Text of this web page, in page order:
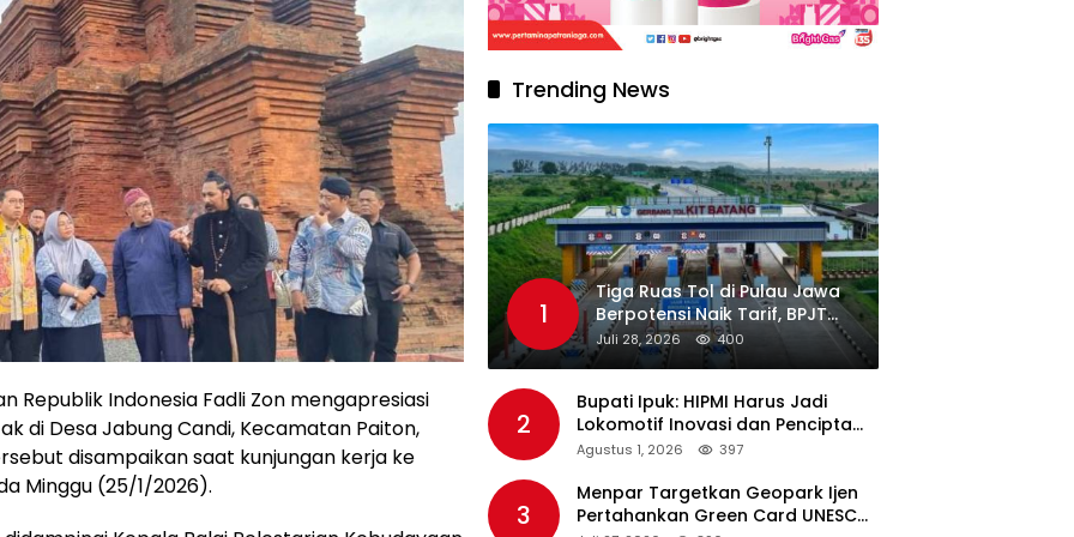
Republik Indonesia Fadli Zon mengapresiasi
di Desa Jabung Candi, Kecamatan Paiton,
disampaikan saat kunjungan kerja ke
Minggu (25/1/2026).
Trending News
1
Tiga Ruas Tol di Pulau Jawa
Berpotensi Naik Tarif, BPJT
Tunggu Hasil Evaluasi
Standar Pelayanan
Juli 28, 2026 400
2
Bupati Ipuk: HIPMI Harus Jadi
Lokomotif Inovasi dan Pencipta
Lapangan Kerja
Agustus 1, 2026 397
3
Menpar Targetkan Geopark Ijen
Pertahankan Green Card UNESCO